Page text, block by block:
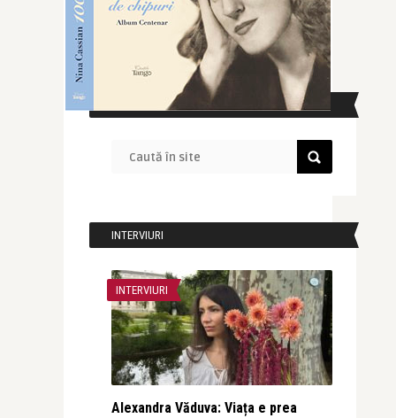
CAUTĂ ÎN SITE
INTERVIURI
INTERVIURI
Alexandra Văduva: Viața e prea